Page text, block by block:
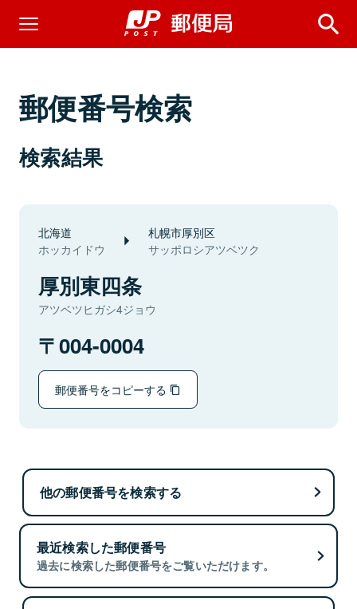
郵便番号検索
検索結果
北海道
ホッカイドウ
札幌市厚別区
サッポロシアツベツク
厚別東四条
アツベツヒガシ4ジョウ
004-0004
郵便番号をコピーする
他の郵便番号を検索する
最近検索した郵便番号
過去に検索した郵便番号をご覧いただけます。